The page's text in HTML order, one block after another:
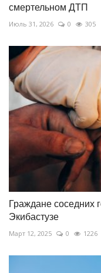
смертельном ДТП
Июль 31, 2026 0 305
Граждане соседних
Экибастузе
Март 12, 2025 0 1226